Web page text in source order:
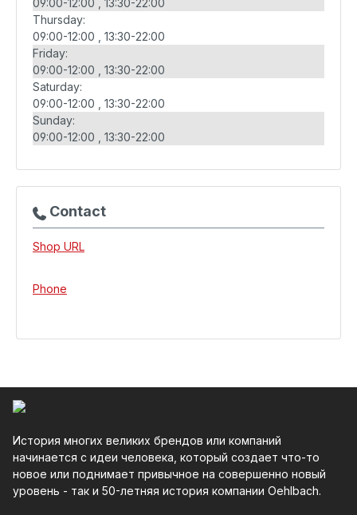
09:00-12:00
13:30-22:00
Thursday:
09:00-12:00
13:30-22:00
Friday:
09:00-12:00
13:30-22:00
Saturday:
09:00-12:00
13:30-22:00
Sunday:
09:00-12:00
13:30-22:00
Contact
Shop URL
Phone
История многих великих брендов или компаний
начинается с идеи человека, который создает что-то
новое или поднимает привычное на совершенно новый
уровень - так и 50-летняя история компании Oehlbach.